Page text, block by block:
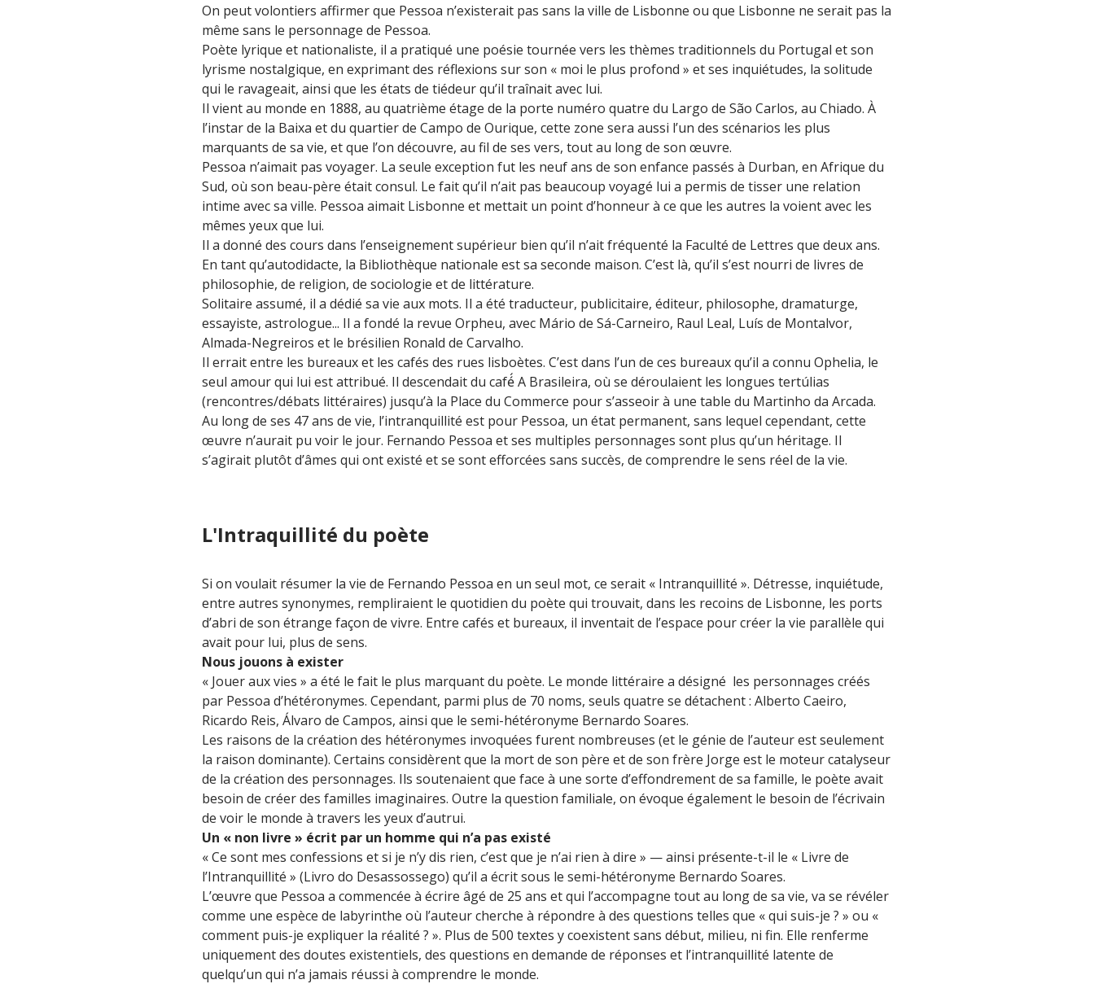
On peut volontiers affirmer que Pessoa n’existerait pas sans la ville de Lisbonne ou que Lisbonne ne serait pas la
même sans le personnage de Pessoa.
Poète lyrique et nationaliste, il a pratiqué une poésie tournée vers les thèmes traditionnels du Portugal et son
lyrisme nostalgique, en exprimant des réflexions sur son « moi le plus profond » et ses inquiétudes, la solitude
qui le ravageait, ainsi que les états de tiédeur qu’il traînait avec lui.
Il vient au monde en 1888, au quatrième étage de la porte numéro quatre du Largo de São Carlos, au Chiado. À
l’instar de la Baixa et du quartier de Campo de Ourique, cette zone sera aussi l’un des scénarios les plus
marquants de sa vie, et que l’on découvre, au fil de ses vers, tout au long de son œuvre.
Pessoa n’aimait pas voyager. La seule exception fut les neuf ans de son enfance passés à Durban, en Afrique du
Sud, où son beau-père était consul. Le fait qu’il n’ait pas beaucoup voyagé lui a permis de tisser une relation
intime avec sa ville. Pessoa aimait Lisbonne et mettait un point d’honneur à ce que les autres la voient avec les
mêmes yeux que lui.
Il a donné des cours dans l’enseignement supérieur bien qu’il n’ait fréquenté la Faculté de Lettres que deux ans.
En tant qu’autodidacte, la Bibliothèque nationale est sa seconde maison. C’est là, qu’il s’est nourri de livres de
philosophie, de religion, de sociologie et de littérature.
Solitaire assumé, il a dédié sa vie aux mots. Il a été traducteur, publicitaire, éditeur, philosophe, dramaturge,
essayiste, astrologue... Il a fondé la revue Orpheu, avec Mário de Sá-Carneiro, Raul Leal, Luís de Montalvor,
Almada-Negreiros et le brésilien Ronald de Carvalho.
Il errait entre les bureaux et les cafés des rues lisboètes. C’est dans l’un de ces bureaux qu’il a connu Ophelia, le
seul amour qui lui est attribué. Il descendait du café́ A Brasileira, où se déroulaient les longues tertúlias
(rencontres/débats littéraires) jusqu’à la Place du Commerce pour s’asseoir à une table du Martinho da Arcada.
Au long de ses 47 ans de vie, l’intranquillité est pour Pessoa, un état permanent, sans lequel cependant, cette
œuvre n’aurait pu voir le jour. Fernando Pessoa et ses multiples personnages sont plus qu’un héritage. Il
s’agirait plutôt d’âmes qui ont existé et se sont efforcées sans succès, de comprendre le sens réel de la vie.
L'Intraquillité du poète
Si on voulait résumer la vie de Fernando Pessoa en un seul mot, ce serait « Intranquillité ». Détresse, inquiétude,
entre autres synonymes, rempliraient le quotidien du poète qui trouvait, dans les recoins de Lisbonne, les ports
d’abri de son étrange façon de vivre. Entre cafés et bureaux, il inventait de l’espace pour créer la vie parallèle qui
avait pour lui, plus de sens.
Nous jouons à exister
« Jouer aux vies » a été le fait le plus marquant du poète. Le monde littéraire a désigné les personnages créés
par Pessoa d’hétéronymes. Cependant, parmi plus de 70 noms, seuls quatre se détachent : Alberto Caeiro,
Ricardo Reis, Álvaro de Campos, ainsi que le semi-hétéronyme Bernardo Soares.
Les raisons de la création des hétéronymes invoquées furent nombreuses (et le génie de l’auteur est seulement
la raison dominante). Certains considèrent que la mort de son père et de son frère Jorge est le moteur catalyseur
de la création des personnages. Ils soutenaient que face à une sorte d’effondrement de sa famille, le poète avait
besoin de créer des familles imaginaires. Outre la question familiale, on évoque également le besoin de l’écrivain
de voir le monde à travers les yeux d’autrui.
Un « non livre » écrit par un homme qui n’a pas existé
« Ce sont mes confessions et si je n’y dis rien, c’est que je n’ai rien à dire » — ainsi présente-t-il le « Livre de
l’Intranquillité » (Livro do Desassossego) qu’il a écrit sous le semi-hétéronyme Bernardo Soares.
L’œuvre que Pessoa a commencée à écrire âgé de 25 ans et qui l’accompagne tout au long de sa vie, va se révéler
comme une espèce de labyrinthe où l’auteur cherche à répondre à des questions telles que « qui suis-je ? » ou «
comment puis-je expliquer la réalité ? ». Plus de 500 textes y coexistent sans début, milieu, ni fin. Elle renferme
uniquement des doutes existentiels, des questions en demande de réponses et l’intranquillité latente de
quelqu’un qui n’a jamais réussi à comprendre le monde.